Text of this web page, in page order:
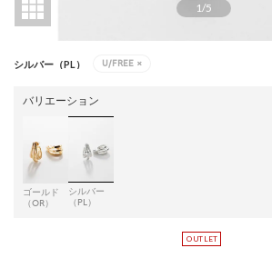
1/5
シルバー（PL） U/FREE ×
バリエーション
ゴールド
（OR）
シルバー
（PL）